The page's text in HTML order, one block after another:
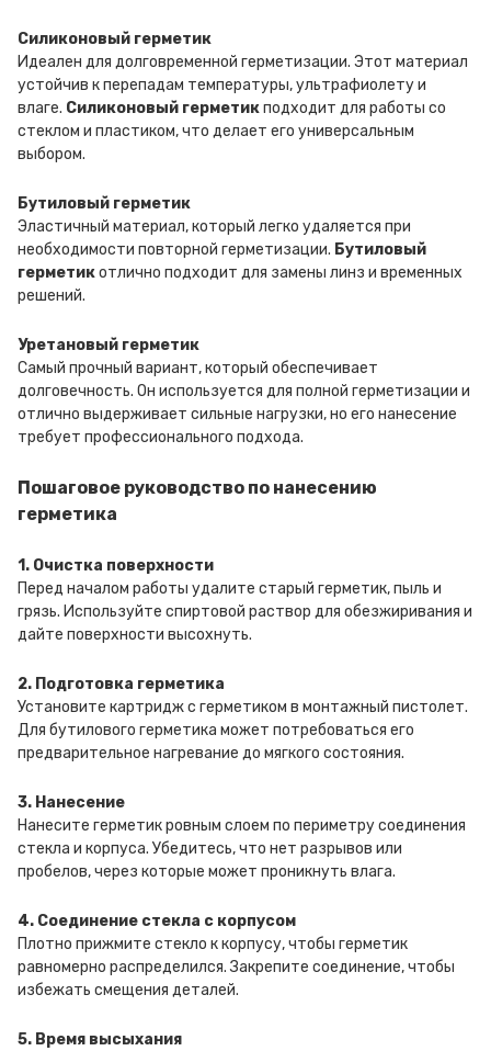
Силиконовый герметик
Идеален для долговременной герметизации. Этот материал
устойчив к перепадам температуры, ультрафиолету и
влаге. Силиконовый герметикподходит для работы со
стеклом и пластиком, что делает его универсальным
выбором.
Бутиловый герметик
Эластичный материал, который легко удаляется при
необходимости повторной герметизации. Бутиловый
герметикотлично подходит для замены линз и временных
решений.
Уретановый герметик
Самый прочный вариант, который обеспечивает
долговечность. Он используется для полной герметизации и
отлично выдерживает сильные нагрузки, но его нанесение
требует профессионального подхода.
Пошаговое руководство по нанесению
герметика
1. Очистка поверхности
Перед началом работы удалите старый герметик, пыль и
грязь. Используйте спиртовой раствор для обезжиривания и
дайте поверхности высохнуть.
2. Подготовка герметика
Установите картридж с герметиком в монтажный пистолет.
Для бутилового герметика может потребоваться его
предварительное нагревание до мягкого состояния.
3. Нанесение
Нанесите герметик ровным слоем по периметру соединения
стекла и корпуса. Убедитесь, что нет разрывов или
пробелов, через которые может проникнуть влага.
4. Соединение стекла с корпусом
Плотно прижмите стекло к корпусу, чтобы герметик
равномерно распределился. Закрепите соединение, чтобы
избежать смещения деталей.
5. Время высыхания